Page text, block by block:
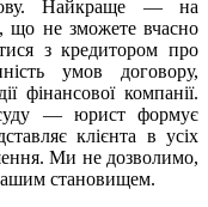
Найкраще — на
що не зможете вчасно
з кредитором про
умов договору,
фінансової компанії.
— юрист формує
клієнта в усіх
Ми не дозволимо,
становищем.